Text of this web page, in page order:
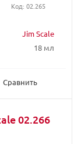
Jim Scale
18 мл
Сравнить
Код: 02.265
02.266